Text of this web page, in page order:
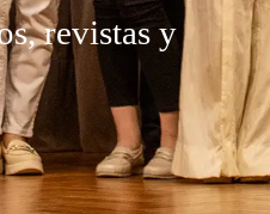
revistas y